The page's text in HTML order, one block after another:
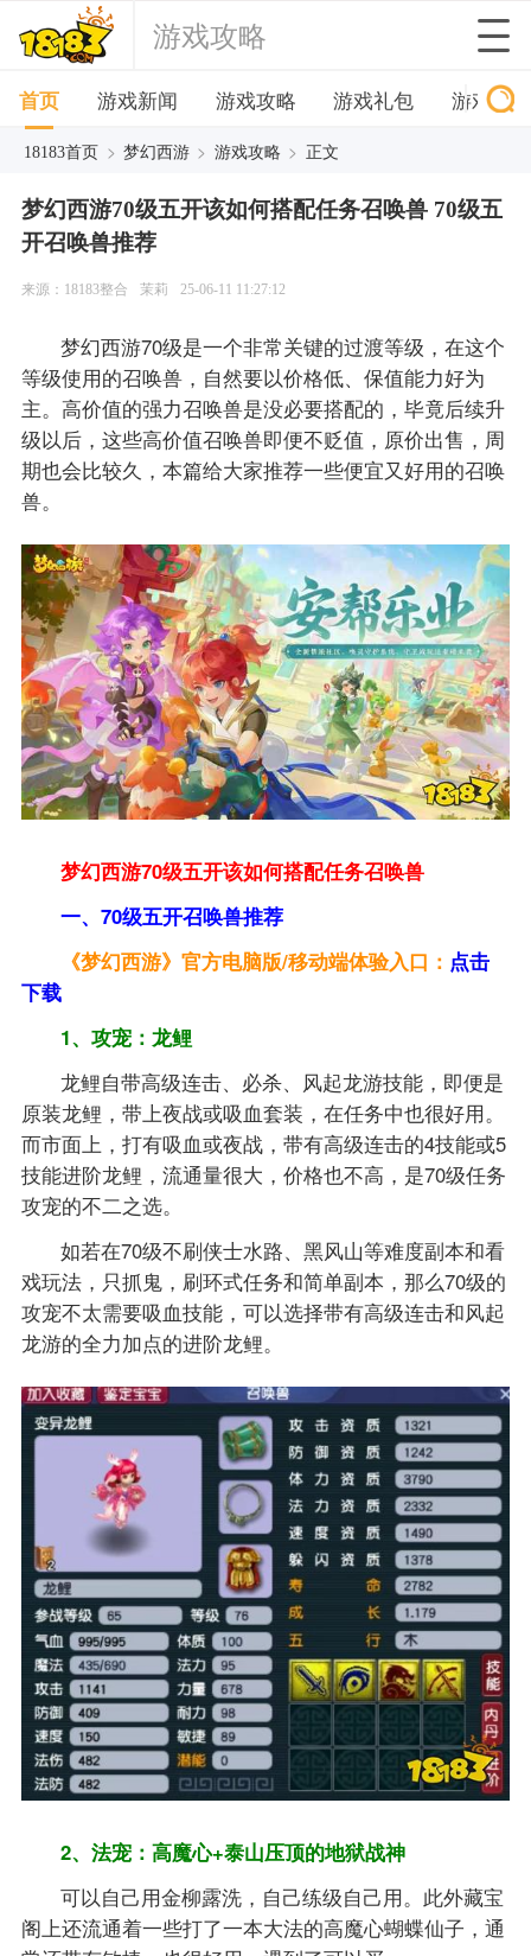
游戏攻略
首页 游戏新闻 游戏攻略 游戏礼包 游戏下
18183首页 > 梦幻西游 > 游戏攻略 > 正文
梦幻西游70级五开该如何搭配任务召唤兽 70级五
开召唤兽推荐
来源：18183整合 茉莉 25-06-11 11:27:12
梦幻西游70级是一个非常关键的过渡等级，在这个
等级使用的召唤兽，自然要以价格低、保值能力好为
主。高价值的强力召唤兽是没必要搭配的，毕竟后续升
级以后，这些高价值召唤兽即便不贬值，原价出售，周
期也会比较久，本篇给大家推荐一些便宜又好用的召唤
兽。
梦幻西游70级五开该如何搭配任务召唤兽
一、70级五开召唤兽推荐
《梦幻西游》官方电脑版/移动端体验入口： 点击
下载
1、攻宠：龙鲤
龙鲤自带高级连击、必杀、风起龙游技能，即便是
原装龙鲤，带上夜战或吸血套装，在任务中也很好用。
而市面上，打有吸血或夜战，带有高级连击的4技能或5
技能进阶龙鲤，流通量很大，价格也不高，是70级任务
攻宠的不二之选。
如若在70级不刷侠士水路、黑风山等难度副本和看
戏玩法，只抓鬼，刷环式任务和简单副本，那么70级的
攻宠不太需要吸血技能，可以选择带有高级连击和风起
龙游的全力加点的进阶龙鲤。
2、法宠：高魔心+泰山压顶的地狱战神
可以自己用金柳露洗，自己练级自己用。此外藏宝
阁上还流通着一些打了一本大法的高魔心蝴蝶仙子，通